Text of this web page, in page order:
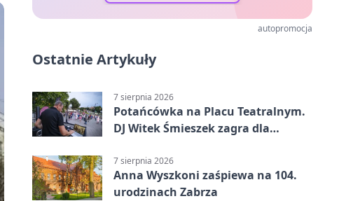
autopromocja
Ostatnie Artykuły
7 sierpnia 2026
Potańcówka na Placu Teatralnym.
DJ Witek Śmieszek zagra dla
7 sierpnia 2026
Anna Wyszkoni zaśpiewa na 104.
urodzinach Zabrza